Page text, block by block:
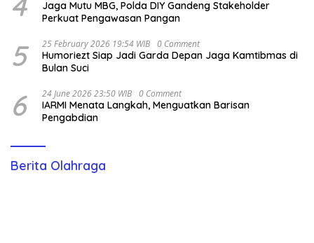
Jaga Mutu MBG, Polda DIY Gandeng Stakeholder
Perkuat Pengawasan Pangan
5 25 February 2026 19:54 WIB 0 Comment
Humoriezt Siap Jadi Garda Depan Jaga Kamtibmas di
Bulan Suci
6 24 June 2026 23:50 WIB 0 Comment
IARMI Menata Langkah, Menguatkan Barisan
Pengabdian
Berita Olahraga